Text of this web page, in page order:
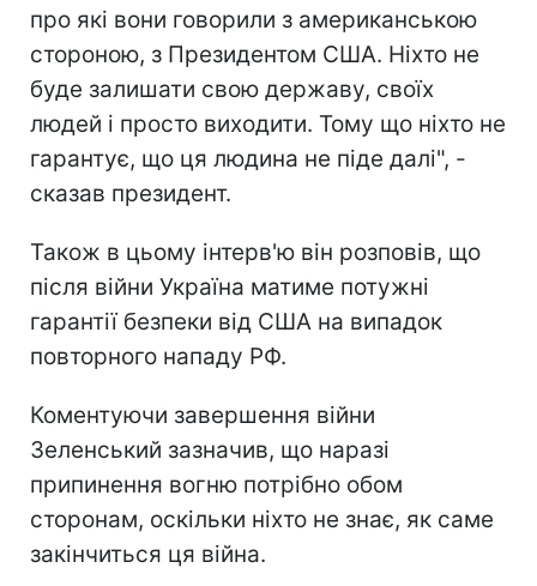
про які вони говорили з американською
стороною, з Президентом США. Ніхто не
буде залишати свою державу, своїх
людей і просто виходити. Тому що ніхто не
гарантує, що ця людина не піде далі", -
сказав президент.
Також в цьому інтерв'ю він розповів, що
після війни Україна матиме потужні
гарантії безпеки від США на випадок
повторного нападу РФ.
Коментуючи завершення війни
Зеленський зазначив, що наразі
припинення вогню потрібно обом
сторонам, оскільки ніхто не знає, як саме
закінчиться ця війна.